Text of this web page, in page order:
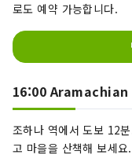
로도 예약 가능합니다.
16:00 Aramachian
조하나 역에서 도보 12
고 마을을 산책해 보세요.